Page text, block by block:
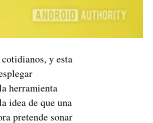
y esta
herramienta
idea de que una
pretende sonar